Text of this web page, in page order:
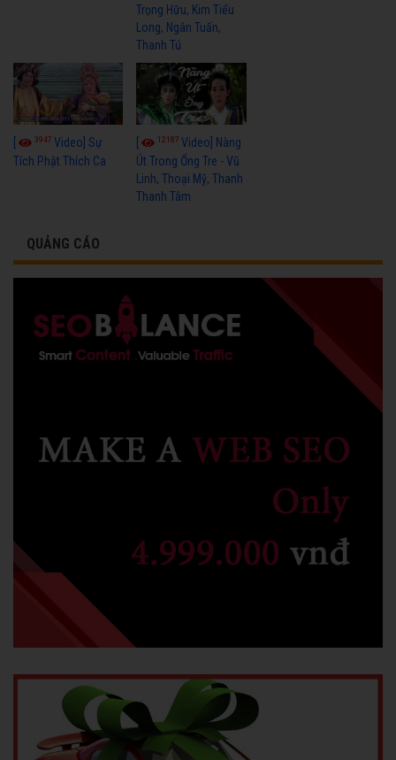
Trọng Hữu, Kim Tiểu
Long, Ngân Tuấn,
Thanh Tú
[ 3947 Video] Sự
Tích Phật Thích Ca
[ 12187Video] Nàng
Út Trong Ống Tre - Vũ
Linh, Thoại Mỹ, Thanh
Thanh Tâm
QUẢNG CÁO